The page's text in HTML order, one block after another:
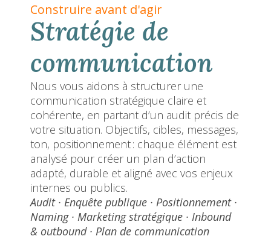
Construire avant d'agir
Stratégie de
communication
Nous vous aidons à structurer une
communication stratégique claire et
cohérente, en partant d’un audit précis de
votre situation. Objectifs, cibles, messages,
ton, positionnement : chaque élément est
analysé pour créer un plan d’action
adapté, durable et aligné avec vos enjeux
internes ou publics.
Audit · Enquête publique · Positionnement ·
Naming · Marketing stratégique · Inbound
& outbound · Plan de communication